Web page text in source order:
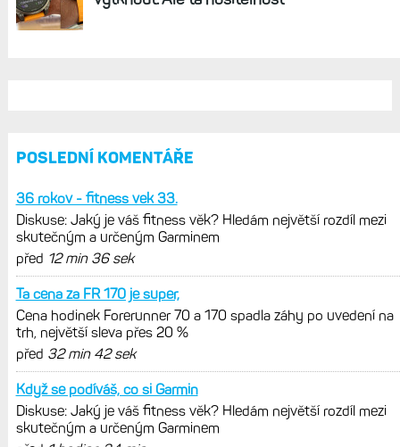
trh, největší sleva přes 20 %
Diskuse: Jaký je váš fitness věk?
Hledám největší rozdíl mezi
skutečným a určeným Garminem
Hodinky Enduro 4 nedostanou LTE ani
satelitní komunikaci. Ty nabídne řada
Fénix 9 v edici inReach
Live Activity konečně i pro outdoorové
sporty. Mobil už umí zrcadlit data
cyklistiky, běhu i chůze